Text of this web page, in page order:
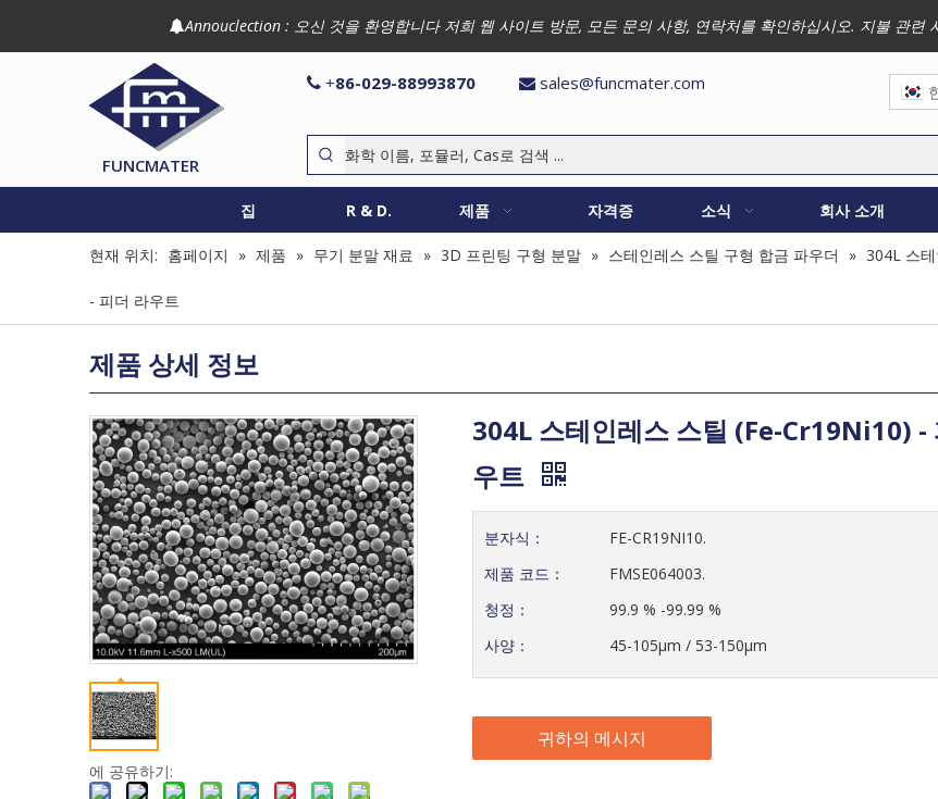
Annouclection : 오신 것을 환영합니다 저희 웹 사이트 방문, 모든 문의 사항, 연락처를 확인하십시오. 지불 관련
FUNCMATER
 +86-029-88993870  sales@funcmater.com
집 R & D. 제품 자격증 소식 회사 소개
현재 위치: 홈페이지 » 제품 » 무기 분말 재료 » 3D 프린팅 구형 분말 » 스테인레스 스틸 구형 합금 파우더 » 304L 스
- 피더 라우트
제품 상세 정보
에 공유하기:
304L 스테인레스 스틸 (Fe-Cr19Ni10) -
우트
분자식：
FE-CR19NI10.
제품 코드：
FMSE064003.
청정：
99.9 % -99.99 %
사양：
45-105μm / 53-150μm
귀하의 메시지